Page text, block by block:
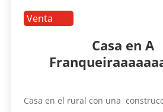
Venta
Casa en A
Casa en el rural con una